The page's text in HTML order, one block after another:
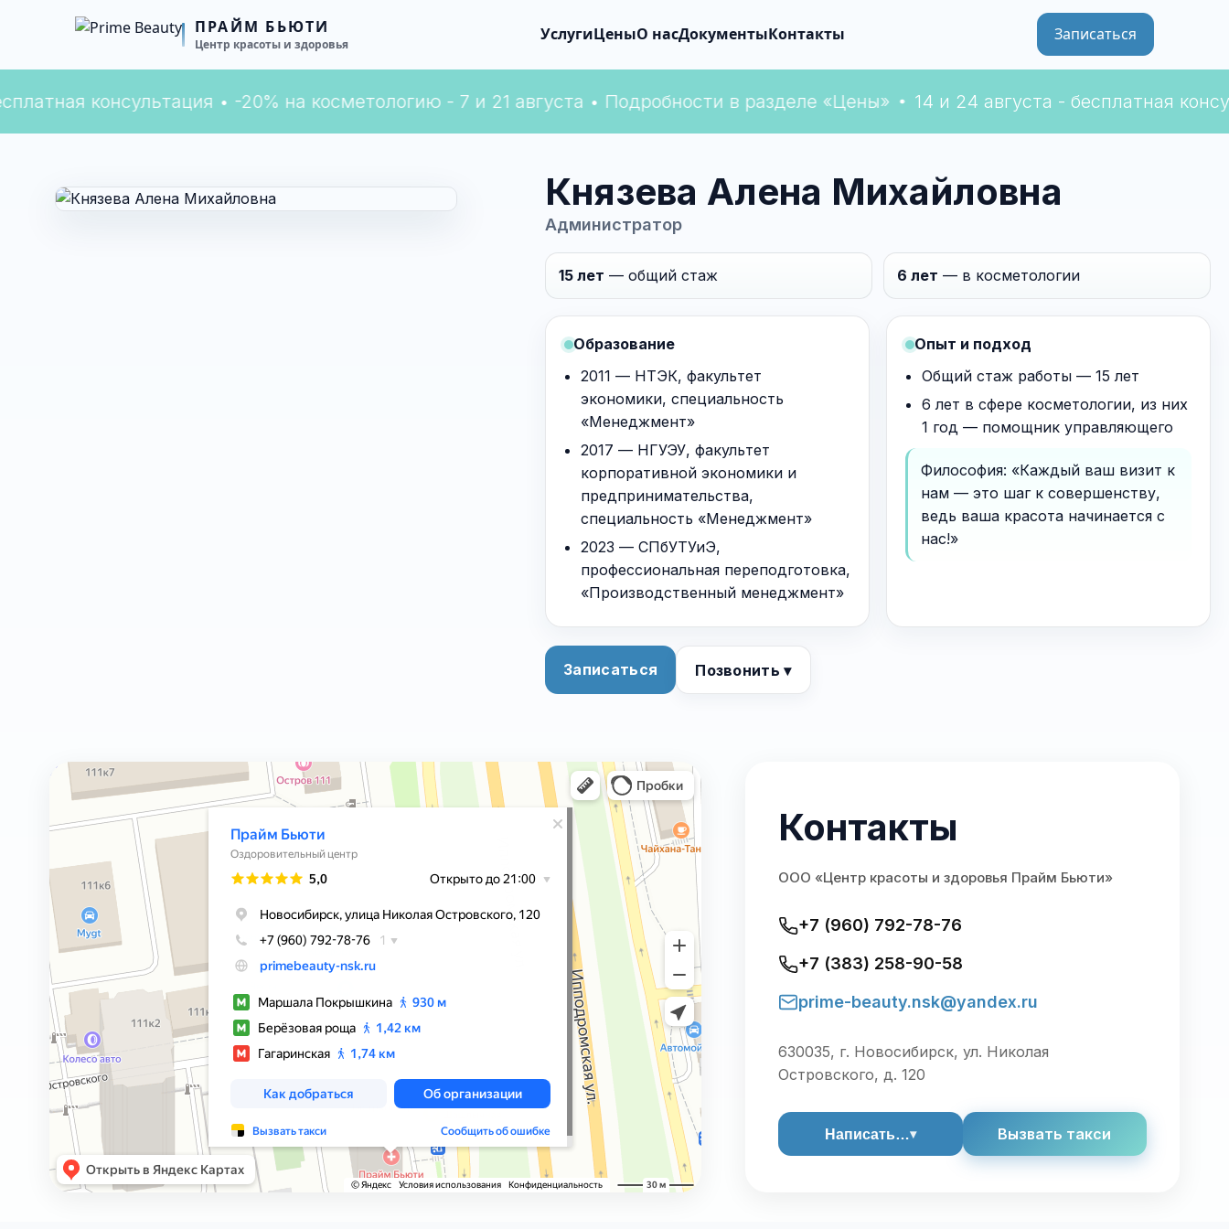
консультация • -20% на косметологию - 7 и 21 августа • Подробности в разделе «Цены» 14 и 24 августа - бесплатная
Князева Алена Михайловна
Администратор
15 лет — общий стаж 6 лет — в косметологии
Образование
2011 — НТЭК, факультет
экономики, специальность
«Менеджмент»
2017 — НГУЭУ, факультет
корпоративной экономики и
предпринимательства,
специальность «Менеджмент»
2023 — СПбУТУиЭ,
профессиональная переподготовка,
«Производственный менеджмент»
Опыт и подход
Общий стаж работы — 15 лет
6 лет в сфере косметологии, из них
1 год — помощник управляющего
Философия: «Каждый ваш визит к
нам — это шаг к совершенству,
ведь ваша красота начинается с
нас!»
Записаться Позвонить ▾
Контакты
ООО «Центр красоты и здоровья Прайм Бьюти»
+7 (960) 792-78-76
+7 (383) 258-90-58
prime-beauty.nsk@yandex.ru
630035, г. Новосибирск, ул. Николая
Островского, д. 120
Написать…▾ Вызвать такси